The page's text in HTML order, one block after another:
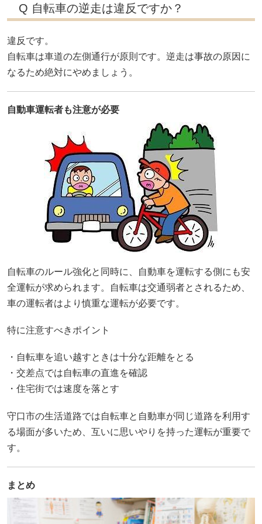
Q 自転車の逆走は違反ですか？
違反です。
自転車は車道の左側通行が原則です。逆走は事故の原因に
なるため絶対にやめましょう。
自動車運転者も注意が必要
自転車のルール強化と同時に、自動車を運転する側にも安
全運転が求められます。自転車は交通弱者とされるため、
車の運転者はより慎重な運転が必要です。
特に注意すべきポイント
・自転車を追い越すときは十分な距離をとる
・交差点では自転車の直進を確認
・住宅街では速度を落とす
守口市の生活道路では自転車と自動車が同じ道路を利用す
る場面が多いため、互いに思いやりを持った運転が重要で
す。
まとめ